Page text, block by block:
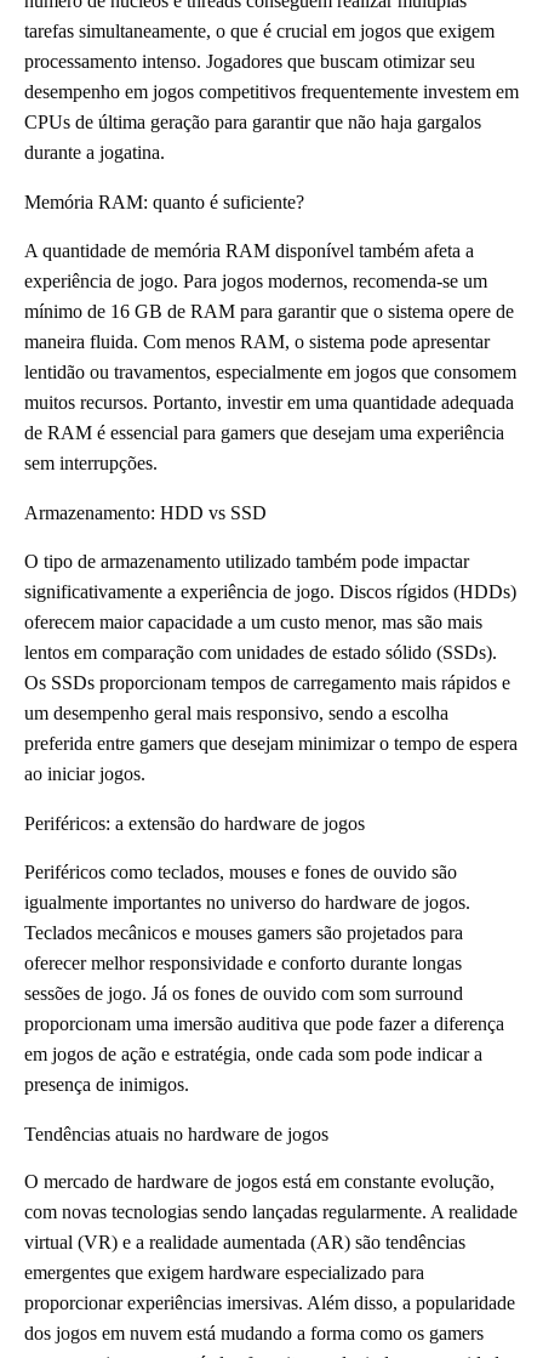
tarefas simultaneamente, o que é crucial em jogos que exigem
processamento intenso. Jogadores que buscam otimizar seu
desempenho em jogos competitivos frequentemente investem em
CPUs de última geração para garantir que não haja gargalos
durante a jogatina.
Memória RAM: quanto é suficiente?
A quantidade de memória RAM disponível também afeta a
experiência de jogo. Para jogos modernos, recomenda-se um
mínimo de 16 GB de RAM para garantir que o sistema opere de
maneira fluida. Com menos RAM, o sistema pode apresentar
lentidão ou travamentos, especialmente em jogos que consomem
muitos recursos. Portanto, investir em uma quantidade adequada
de RAM é essencial para gamers que desejam uma experiência
sem interrupções.
Armazenamento: HDD vs SSD
O tipo de armazenamento utilizado também pode impactar
significativamente a experiência de jogo. Discos rígidos (HDDs)
oferecem maior capacidade a um custo menor, mas são mais
lentos em comparação com unidades de estado sólido (SSDs).
Os SSDs proporcionam tempos de carregamento mais rápidos e
um desempenho geral mais responsivo, sendo a escolha
preferida entre gamers que desejam minimizar o tempo de espera
ao iniciar jogos.
Periféricos: a extensão do hardware de jogos
Periféricos como teclados, mouses e fones de ouvido são
igualmente importantes no universo do hardware de jogos.
Teclados mecânicos e mouses gamers são projetados para
oferecer melhor responsividade e conforto durante longas
sessões de jogo. Já os fones de ouvido com som surround
proporcionam uma imersão auditiva que pode fazer a diferença
em jogos de ação e estratégia, onde cada som pode indicar a
presença de inimigos.
Tendências atuais no hardware de jogos
O mercado de hardware de jogos está em constante evolução,
com novas tecnologias sendo lançadas regularmente. A realidade
virtual (VR) e a realidade aumentada (AR) são tendências
emergentes que exigem hardware especializado para
proporcionar experiências imersivas. Além disso, a popularidade
dos jogos em nuvem está mudando a forma como os gamers